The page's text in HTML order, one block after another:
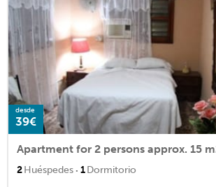
desde
39€
Apartment for 2 persons approx. 15
2Huéspedes · 1Dormitorio